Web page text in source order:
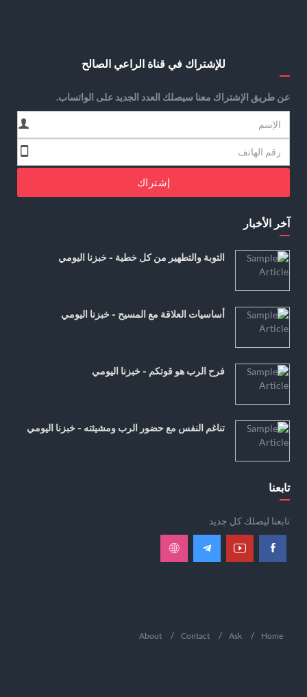
للإشتراك في قناة الراعي الصالح
عن طريق الإشتراك معنا سيصلك العدد الجديد على الواتساب.
إشتراك
آخر الأخبار
التوبة والتطهير من كل خطية - خبزنا اليومي
أساسيات العلاقة مع المسيح - خبزنا اليومي
فرح الرب هو قوتكم - خبزنا اليومي
تناغم النفس مع حضور الرب ومشيئته - خبزنا اليومي
تابعنا
تابعنا ليصلك كل جديد
Home
Ask
Contact
About